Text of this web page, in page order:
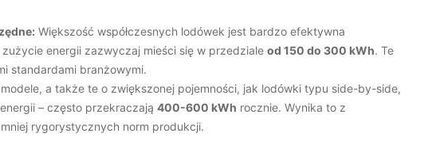
Większość współczesnych lodówek jest bardzo efektywna
energii zazwyczaj mieści się w przedziale od 150 do 300 kWh. Te
standardami branżowymi.
a także te o zwiększonej pojemności, jak lodówki typu side-by-side,
– często przekraczają 400-600 kWh rocznie. Wynika to z
rygorystycznych norm produkcji.